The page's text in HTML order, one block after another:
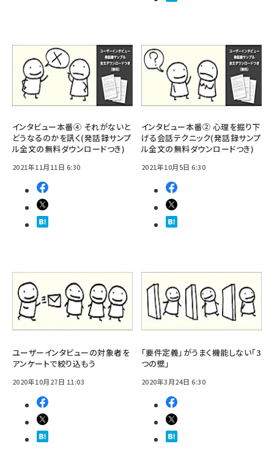
インタビュー本番④ それがないと
どうなるのかを訊く(発話録サンプ
ル全文の無料ダウンロードつき)
2021年11月11日 6:30
インタビュー本番② 心理を掘り下
げる会話テクニック(発話録サンプ
ル全文の無料ダウンロードつき)
2021年10月5日 6:30
ユーザーインタビューの対象者を
アンケートで絞り込もう
2020年10月27日 11:03
「要件定義」がうまく機能しない「3
つの壁」
2020年3月24日 6:30